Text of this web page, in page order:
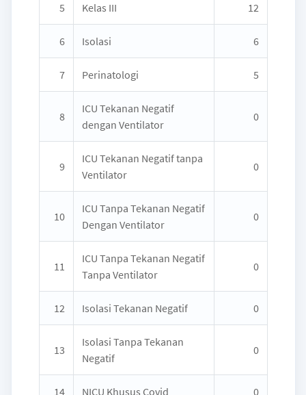
5 Kelas III 12
6 Isolasi 6
7 Perinatologi 5
8
ICU Tekanan Negatif
dengan Ventilator
0
9
ICU Tekanan Negatif tanpa
Ventilator
0
10
ICU Tanpa Tekanan Negatif
Dengan Ventilator
0
11
ICU Tanpa Tekanan Negatif
Tanpa Ventilator
0
12 Isolasi Tekanan Negatif 0
13
Isolasi Tanpa Tekanan
Negatif
0
14 NICU Khusus Covid 0